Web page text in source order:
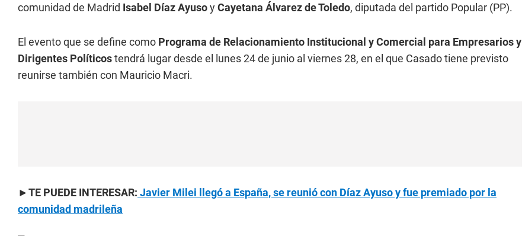
comunidad de Madrid Isabel Díaz AyusoyCayetana Álvarez de Toledo, diputada del partido Popular (PP).
El evento que se define como Programa de Relacionamiento Institucional y Comercial para Empresarios y
Dirigentes Políticostendrá lugar desde el lunes 24 de junio al viernes 28, en el que Casado tiene previsto
reunirse también con Mauricio Macri.
►TE PUEDE INTERESAR: Javier Milei llegó a España, se reunió con Díaz Ayuso y fue premiado por la
comunidad madrileña